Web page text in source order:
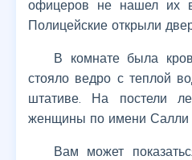
офицеров не нашел их
Полицейские открыли
В комнате была
стояло ведро с теплой
штативе. На постели
женщины по имени Салли
Вам может